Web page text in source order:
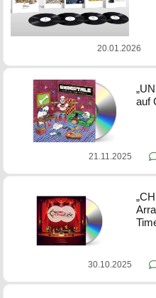
20.01.2026
auf
21.11.2025
30.10.2025